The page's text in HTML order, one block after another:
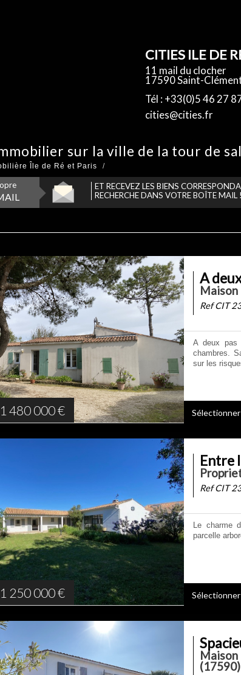
CITIES ILE DE
11 mail du clocher
17590 Saint-
Tél : +33(0)5 46 27
cities@cities.fr
sur la ville de la tour de
Île de Ré et Paris
ET RECEVEZ LES BIENS
RECHERCHE DANS VOTRE BOÎTE MAIL !
480 000€
A
Maison
Ref CIT
A deux pas
chambres.
sur les
Sélectionner
250 000€
Entre
Ref CIT
Le charme
parcelle
Sélectionner
Maison
(17590)